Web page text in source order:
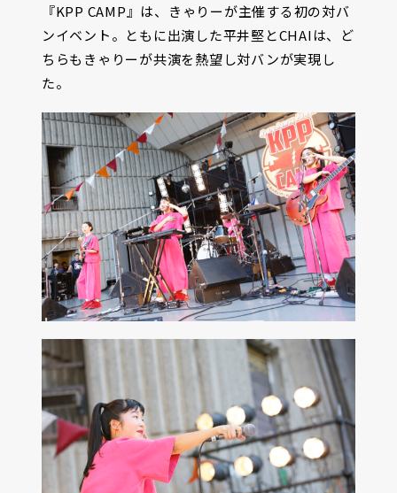
『KPP CAMP』は、きゃりーが主催する初の対バ
ンイベント。ともに出演した平井堅とCHAIは、ど
ちらもきゃりーが共演を熱望し対バンが実現し
た。